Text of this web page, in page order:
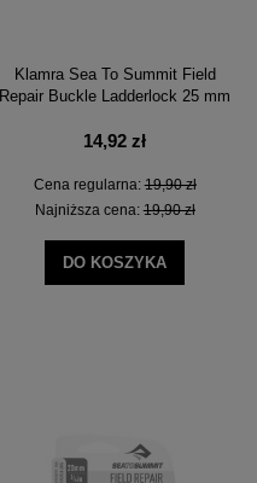
Klamra Sea To Summit Field
Repair Buckle Ladderlock 25 mm
14,92 zł
Cena regularna:19,90 zł
Najniższa cena:19,90 zł
DO KOSZYKA